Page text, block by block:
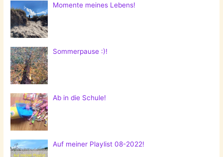
Momente meines Lebens!
Sommerpause :)!
Ab in die Schule!
Auf meiner Playlist 08-2022!